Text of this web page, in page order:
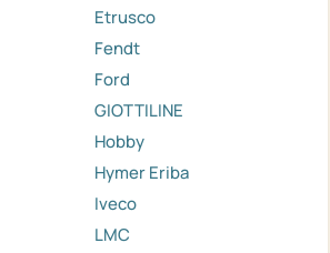
Etrusco
Fendt
Ford
GIOTTILINE
Hobby
Hymer Eriba
Iveco
LMC